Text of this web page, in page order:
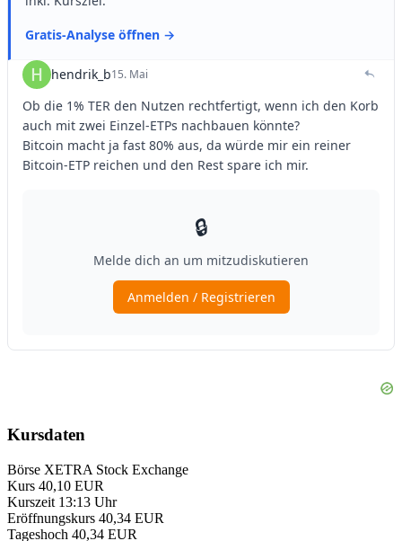
Kursdaten
Börse XETRA Stock Exchange
Kurs 40,10 EUR
Kurszeit 13:13 Uhr
Eröffnungskurs 40,34 EUR
Tageshoch 40,34 EUR